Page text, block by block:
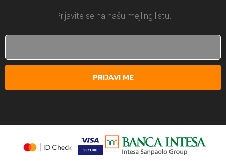
Prijavite se na našu mejling listu.
PRIJAVI ME